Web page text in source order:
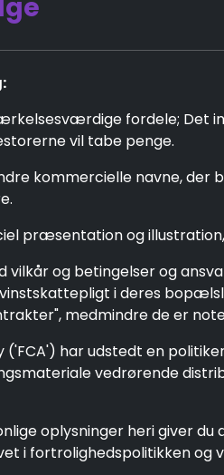
fordele; Det
vil tabe penge.
kommercielle navne, der
præsentation og
vilkår og betingelser og
i deres
medmindre de er
('FCA') har udstedt en
vedrørende
oplysninger heri giver
i fortrolighedspolitikken og